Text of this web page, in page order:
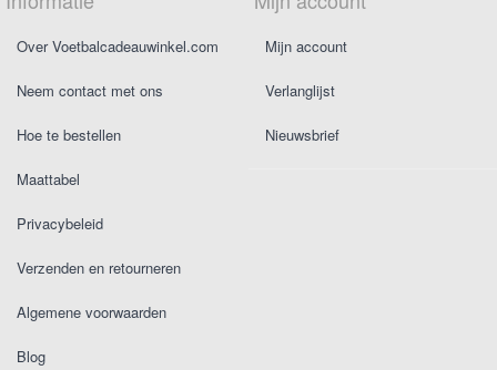
Over Voetbalcadeauwinkel.com
Neem contact met ons
Hoe te bestellen
Maattabel
Privacybeleid
Verzenden en retourneren
Algemene voorwaarden
Blog
Mijn account
Verlanglijst
Nieuwsbrief